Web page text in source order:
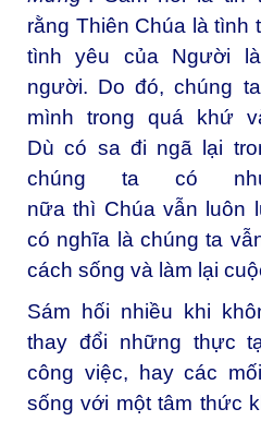
rằng Thiên Chúa là
tình yêu của Người
người. Do đó, chúng
mình trong quá khứ
Dù có sa đi ngã lại
chúng ta có
nữa thì Chúa vẫn luôn
có nghĩa là chúng ta
cách sống và làm lại
Sám hối nhiều khi
thay đổi những thực
công việc, hay các
sống với một tâm thức